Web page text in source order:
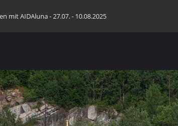
mit AIDAluna - 27.07. - 10.08.2025